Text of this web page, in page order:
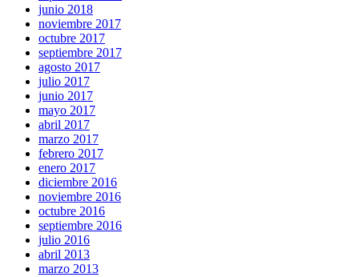
junio 2018
noviembre 2017
octubre 2017
septiembre 2017
agosto 2017
julio 2017
junio 2017
mayo 2017
abril 2017
marzo 2017
febrero 2017
enero 2017
diciembre 2016
noviembre 2016
octubre 2016
septiembre 2016
julio 2016
abril 2013
marzo 2013